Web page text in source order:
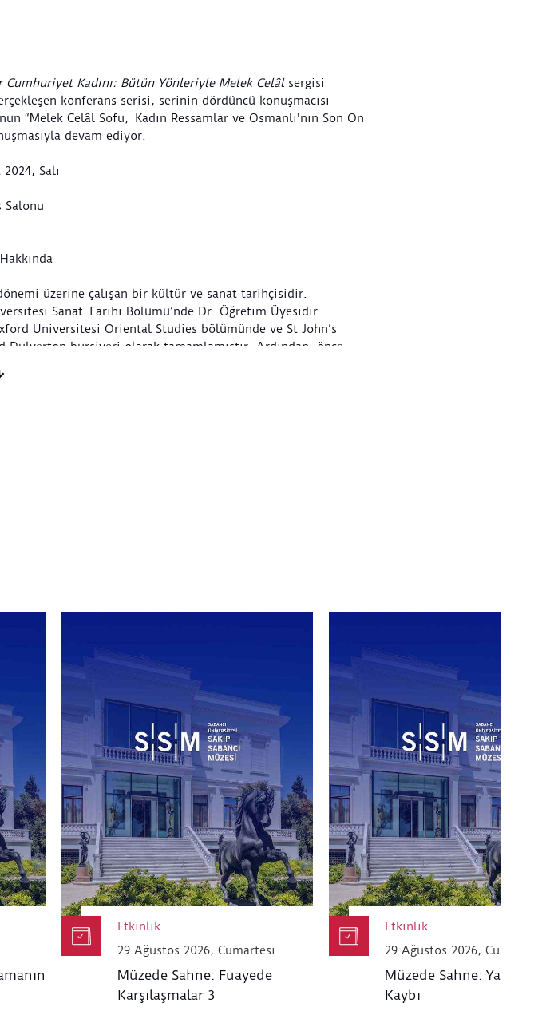
Kadını: Bütün Yönleriyle Melek Celâl sergisi
konferans serisi, serinin dördüncü konuşmacısı
“Melek Celâl Sofu, Kadın Ressamlar ve Osmanlı'nın Son On
devam ediyor.
Salı
Salonu
üzerine çalışan bir kültür ve sanat tarihçisidir.
Sanat Tarihi Bölümü’nde Dr. Öğretim Üyesidir.
Üniversitesi Oriental Studies bölümünde ve St John’s
Dulverton bursiyeri olarak tamamlamıştır. Ardından, önce
olarak çalışmıştır. Araştırmaları, Oxford Üniversitesi,
Doğu Teknik Üniversitesi ve Victoria and Albert Müzesi
Etkinlik
29 Ağustos 2026, Cumartesi
Müzede Sahne: Fuayede
Karşılaşmalar 3
Etkinlik
29 Ağustos 2026, Cumartesi
Müzede Sahne: Yakın
Kaybı